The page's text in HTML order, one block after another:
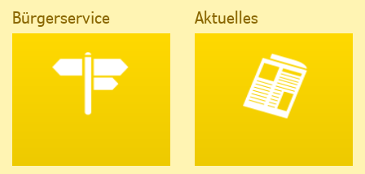
Bürgerservice Aktuelles